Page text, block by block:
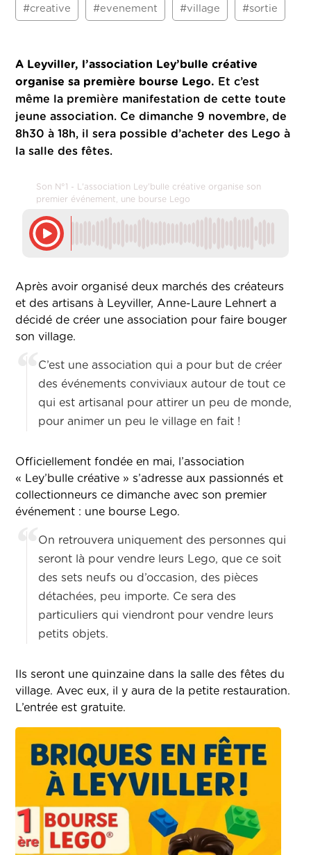
#creative #evenement #village #sortie
A Leyviller, l’association Ley’bulle créative
organise sa première bourse Lego. Et c’est
même la première manifestation de cette toute
jeune association. Ce dimanche 9 novembre, de
8h30 à 18h, il sera possible d’acheter des Lego à
la salle des fêtes.
Son N°1 - L'association Ley'bulle créative organise son
premier événement, une bourse Lego
Après avoir organisé deux marchés des créateurs
et des artisans à Leyviller, Anne-Laure Lehnert a
décidé de créer une association pour faire bouger
son village.
C’est une association qui a pour but de créer
des événements conviviaux autour de tout ce
qui est artisanal pour attirer un peu de monde,
pour animer un peu le village en fait !
Officiellement fondée en mai, l’association
« Ley’bulle créative » s’adresse aux passionnés et
collectionneurs ce dimanche avec son premier
événement : une bourse Lego.
On retrouvera uniquement des personnes qui
seront là pour vendre leurs Lego, que ce soit
des sets neufs ou d’occasion, des pièces
détachées, peu importe. Ce sera des
particuliers qui viendront pour vendre leurs
petits objets.
Ils seront une quinzaine dans la salle des fêtes du
village. Avec eux, il y aura de la petite restauration.
L’entrée est gratuite.